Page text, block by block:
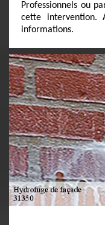
Professionnels ou
cette intervention.
informations.